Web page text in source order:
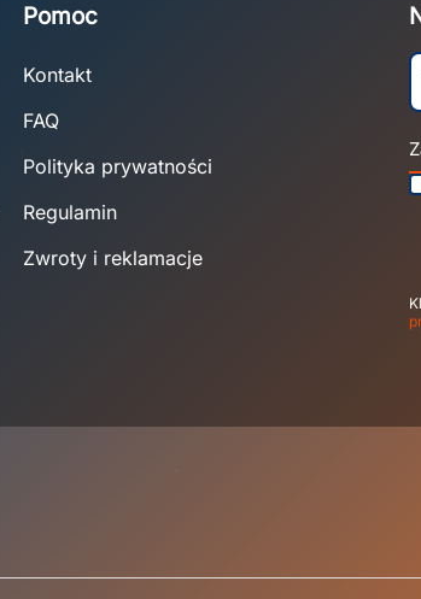
Pomoc
Kontakt
FAQ
Polityka prywatności
Regulamin
Zwroty i reklamacje